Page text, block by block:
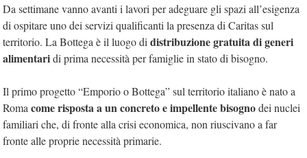
Da settimane vanno avanti i lavori per adeguare gli spazi all’esigenza
di ospitare uno dei servizi qualificanti la presenza di Caritas sul
territorio. La Bottega è il luogo di distribuzione gratuita di generi
alimentaridi prima necessità per famiglie in stato di bisogno.
Il primo progetto “Emporio o Bottega” sul territorio italiano è nato a
Roma come risposta a un concreto e impellente bisognodei nuclei
familiari che, di fronte alla crisi economica, non riuscivano a far
fronte alle proprie necessità primarie.